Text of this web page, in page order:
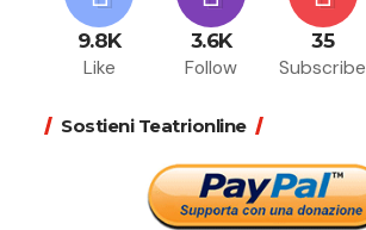
9.8K
Like
3.6K
Follow
35
Subscribe
Sostieni Teatrionline